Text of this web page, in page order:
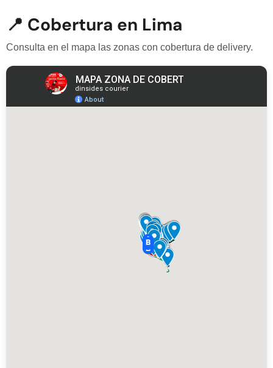
📍 Cobertura en Lima
Consulta en el mapa las zonas con cobertura de delivery.